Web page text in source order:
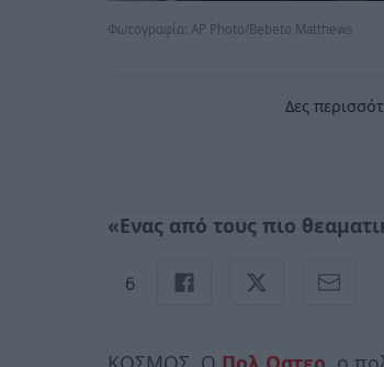
Φωτογραφία: AP Photo/Bebeto Matthews
Δες
«Ενας από τους πιο
6